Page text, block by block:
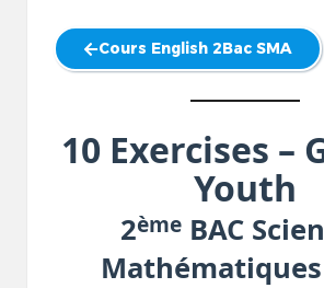
Cours English 2Bac SMA
10 Exercises –
Youth
2ème BAC
Mathématiques